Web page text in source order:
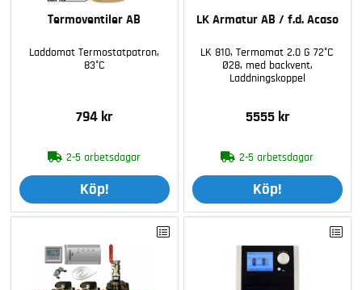
Termoventiler AB
Laddomat Termostatpatron,
83°C
794 kr
2-5 arbetsdagar
Köp!
LK Armatur AB / f.d. Acaso
LK 810, Termomat 2.0 G 72°C
Ø28, med backvent,
Laddningskoppel
5555 kr
2-5 arbetsdagar
Köp!